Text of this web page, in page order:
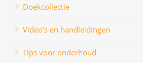
Doekcollectie
Video’s en handleidingen
Tips voor onderhoud